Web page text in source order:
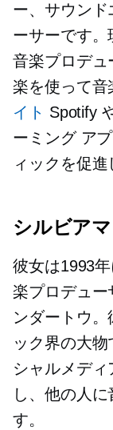
ー、サウンド
ーサーです。
音楽プロデュ
楽を使って音
イト Spotify
ーミング ア
ィックを促進
シルビア
彼女は1993
楽プロデュー
ンダートウ
ック界の大物
シャルメデ
し、他の人
す。